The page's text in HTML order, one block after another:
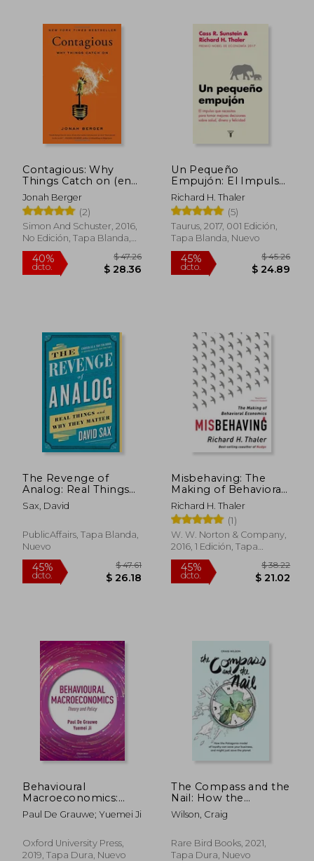
45%
dcto.
$ 50.43
$ 27.74
45%
dcto.
Contagious: Why
Things Catch on (en
Inglés)
Jonah Berger
(2)
Simon And Schuster, 2016,
No Edición, Tapa Blanda,
Nuevo
40%
dcto.
$ 47.26
$ 28.36
Un Pequeño
Empujón: El Impulso
Que Necesitas Para
Tomar Mejores
Decisiones Sobre
Salud, Dinero Y
Felicidad/ Nudge:
about Health
Richard H. Thaler
(5)
Taurus, 2017, 001 Edición,
Tapa Blanda, Nuevo
45%
dcto. $
The Revenge of
Analog: Real Things
and Why They Matter
(en Inglés)
Sax, David
PublicAffairs, Tapa Blanda,
Nuevo
Misbehaving: The
Making of Behavioral
Economics (en
Inglés)
Richard H. Thaler
(1)
W. W. Norton & Company,
2016, 1 Edición, Tapa
Blanda, Nuevo
Behavioural
Macroeconomics:
Theory and Policy (en
Inglés)
Paul De Grauwe; Yuemei Ji
Oxford University Press,
2019, Tapa Dura, Nuevo
The Compass and the
Nail: How the
Patagonia Model of
Loyalty can Save Your
Just Save the Planet
[Revised Hardcover
Wilson, Craig
Rare Bird Books, 2021,
Tapa Dura, Nuevo